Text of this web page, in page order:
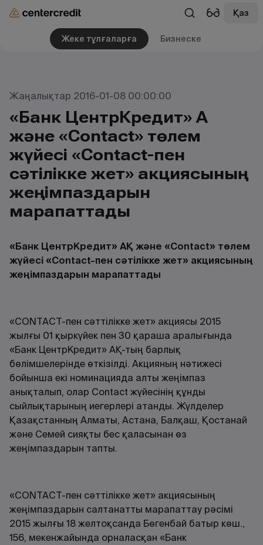
Қаз
Жеке тұлғаларға Бизнеске
Жаңалықтар 2016-01-08 00:00:00
«Банк ЦентрКредит» АҚ
және «Сontact» төлем
жүйесі «Contact-пен
сәтілікке жет» акциясының
жеңімпаздарын
марапаттады
«Банк ЦентрКредит» АҚ және «Сontact» төлем
жүйесі «Contact-пен сәтілікке жет» акциясының
жеңімпаздарын марапаттады
«CONTACT-пен сәттілікке жет» акциясы 2015
жылғы 01 қыркүйек пен 30 қараша аралығында
«Банк ЦентрКредит» АҚ-тың барлық
бөлімшелерінде өткізілді. Акцияның нәтижесі
бойынша екі номинацияда алты жеңімпаз
анықталып, олар Contact жүйесінің құнды
сыйлықтарының иегерлері атанды. Жүлделер
Қазақстанның Алматы, Астана, Балқаш, Қостанай
және Семей сияқты бес қаласынан өз
жеңімпаздарын тапты.
«CONTACT-пен сәттілікке жет» акциясының
жеңімпаздарын салтанатты марапаттау рәсімі
2015 жылғы 18 желтоқсанда Бөгенбай батыр көш.,
156, мекенжайында орналасқан «Банк